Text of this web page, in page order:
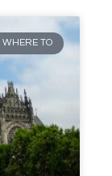
WHERE TO